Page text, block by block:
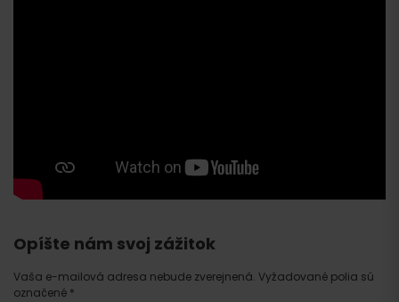
Opíšte nám svoj zážitok
Vaša e-mailová adresa nebude zverejnená. Vyžadované polia sú
označené *